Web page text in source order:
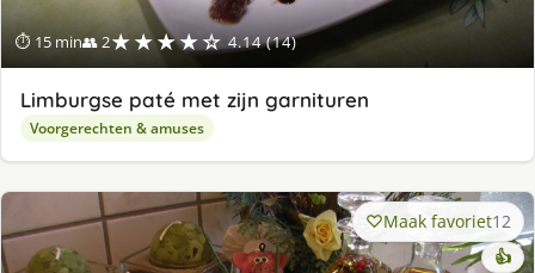
⏱ 15 min👥 2★★★★☆ 4.14 (14)
Limburgse paté met zijn garnituren
Voorgerechten & amuses
Maak favoriet12
👍